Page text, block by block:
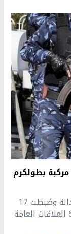
قبضت الشرطة اليوم على 42 مطلوبين للعدالة وضبطت 17
العامة